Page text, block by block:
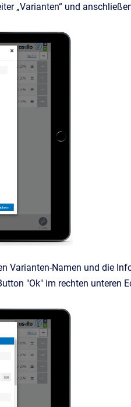
„Varianten“ und
Varianten-Namen und die
"Ok" im rechten unteren